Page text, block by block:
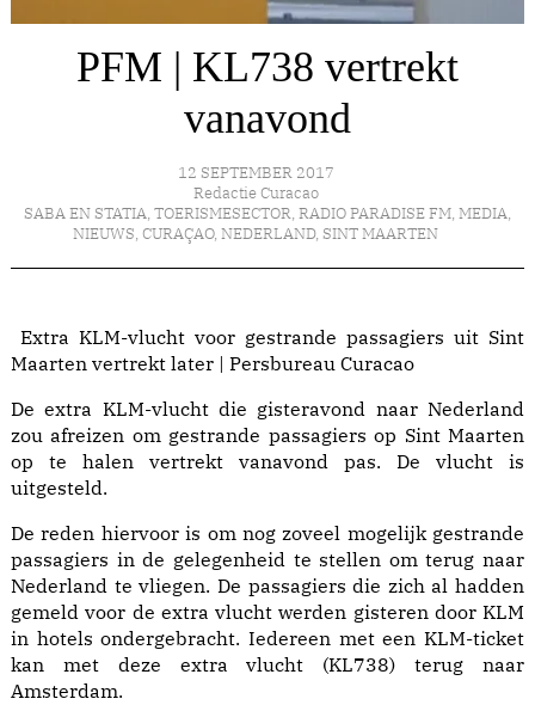
PFM | KL738 vertrekt
vanavond
12 SEPTEMBER 2017
Redactie Curacao
SABA EN STATIA, TOERISMESECTOR, RADIO PARADISE FM, MEDIA,
NIEUWS, CURAÇAO, NEDERLAND, SINT MAARTEN
Extra KLM-vlucht voor gestrande passagiers uit Sint
Maarten vertrekt later | Persbureau Curacao
De extra KLM-vlucht die gisteravond naar Nederland
zou afreizen om gestrande passagiers op Sint Maarten
op te halen vertrekt vanavond pas. De vlucht is
uitgesteld.
De reden hiervoor is om nog zoveel mogelijk gestrande
passagiers in de gelegenheid te stellen om terug naar
Nederland te vliegen. De passagiers die zich al hadden
gemeld voor de extra vlucht werden gisteren door KLM
in hotels ondergebracht. Iedereen met een KLM-ticket
kan met deze extra vlucht (KL738) terug naar
Amsterdam.